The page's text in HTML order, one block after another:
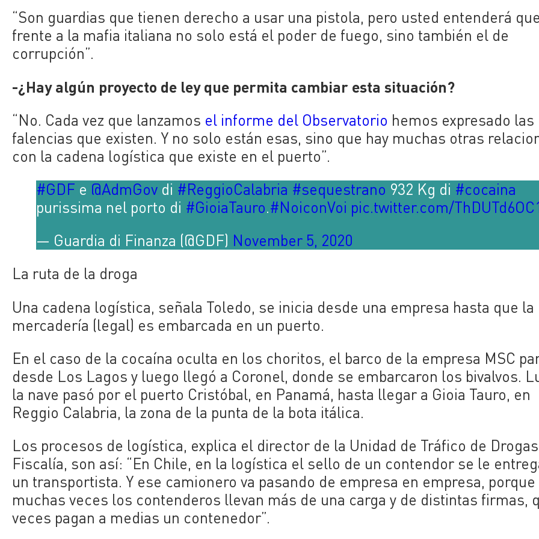
“Son guardias que tienen derecho a usar una pistola, pero usted entenderá que
frente a la mafia italiana no solo está el poder de fuego, sino también el de
corrupción”.
-¿Hay algún proyecto de ley que permita cambiar esta situación?
“No. Cada vez que lanzamos el informe del Observatorio hemos expresado las
falencias que existen. Y no solo están esas, sino que hay muchas otras
con la cadena logística que existe en el puerto”.
#GDF e @AdmGov di #ReggioCalabria #sequestrano 932 Kg di #cocaina
purissima nel porto di #GioiaTauro.#NoiconVoi pic.twitter.com/
— Guardia di Finanza (@GDF) November 5, 2020
La ruta de la droga
Una cadena logística, señala Toledo, se inicia desde una empresa hasta que la
mercadería (legal) es embarcada en un puerto.
En el caso de la cocaína oculta en los choritos, el barco de la empresa MSC
desde Los Lagos y luego llegó a Coronel, donde se embarcaron los bivalvos.
la nave pasó por el puerto Cristóbal, en Panamá, hasta llegar a Gioia Tauro, en
Reggio Calabria, la zona de la punta de la bota itálica.
Los procesos de logística, explica el director de la Unidad de Tráfico de
Fiscalía, son así: “En Chile, en la logística el sello de un contendor se le
un transportista. Y ese camionero va pasando de empresa en empresa, porque
muchas veces los contenderos llevan más de una carga y de distintas firmas,
veces pagan a medias un contenedor”.